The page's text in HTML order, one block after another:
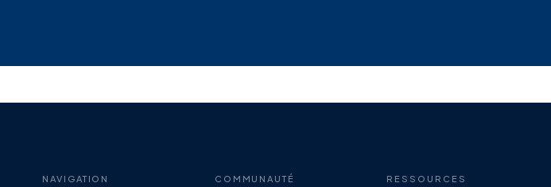
NAVIGATION COMMUNAUTÉ RESSOURCES